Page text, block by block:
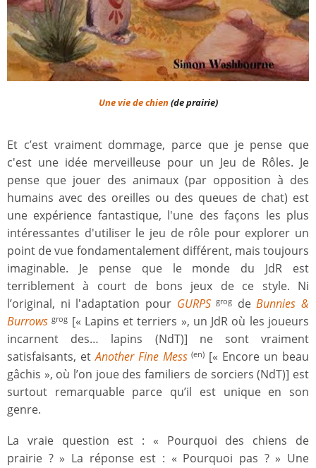
Une vie de chien(de prairie)
Et c’est vraiment dommage, parce que je pense que
c'est une idée merveilleuse pour un Jeu de Rôles. Je
pense que jouer des animaux (par opposition à des
humains avec des oreilles ou des queues de chat) est
une expérience fantastique, l'une des façons les plus
intéressantes d'utiliser le jeu de rôle pour explorer un
point de vue fondamentalement différent, mais toujours
imaginable. Je pense que le monde du JdR est
terriblement à court de bons jeux de ce style. Ni
l’original, ni l'adaptation pour GURPS grog deBunnies &
Burrows grog [« Lapins et terriers », un JdR où les joueurs
incarnent des… lapins (NdT)] ne sont vraiment
satisfaisants, etAnother Fine Mess (en) [« Encore un beau
gâchis », où l’on joue des familiers de sorciers (NdT)] est
surtout remarquable parce qu’il est unique en son
genre.
La vraie question est : « Pourquoi des chiens de
prairie ? » La réponse est : « Pourquoi pas ? » Une